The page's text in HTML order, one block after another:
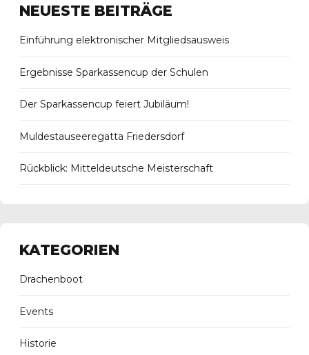
NEUESTE BEITRÄGE
Einführung elektronischer Mitgliedsausweis
Ergebnisse Sparkassencup der Schulen
Der Sparkassencup feiert Jubiläum!
Muldestauseeregatta Friedersdorf
Rückblick: Mitteldeutsche Meisterschaft
KATEGORIEN
Drachenboot
Events
Historie